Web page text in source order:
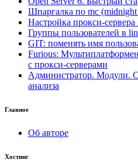
Шпаргалка по mc (midnight
Настройка прокси-сервера
Группы пользователей в
GIT: поменять имя
Furious:
с прокси-серверами
Администратор. Модули.
анализа
Главное
Об авторе
Хостинг